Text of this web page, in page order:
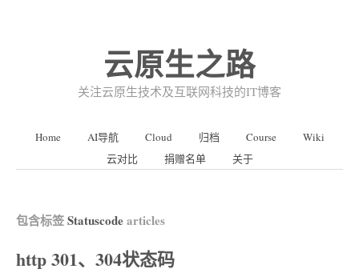
云原生之路
关注云原生技术及互联网科技的IT博客
Home AI导航 Cloud 归档 Course
Wiki
云对比
捐赠名单 关于
包含标签Statuscodearticles
http 301、304状态码